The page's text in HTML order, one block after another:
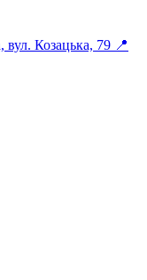
вул. Козацька, 79 📍